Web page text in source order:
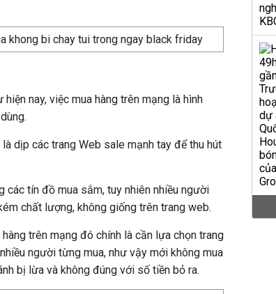
nay, việc mua hàng trên mạng là hình
dịp các trang Web sale mạnh tay để thu hút
tín đồ mua sắm, tuy nhiên nhiều người
chất lượng, không giống trên trang web.
trên mạng đó chính là cần lựa chọn trang
người từng mua, như vậy mới không mua
bị lừa và không đúng với số tiền bỏ ra.